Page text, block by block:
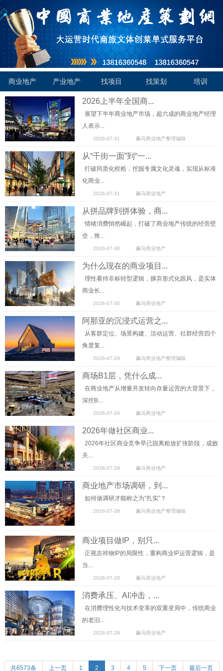
商业地产 产业地产 找项目 找策划 培训
2026上半年全国商...
展望下半年商业地产市场，超六成的商业地产经理
人表示...
2026-07-31 飙马商业地产整理编辑
从“千街一面”到“一...
打破同质化桎梏，挖掘专属文化灵魂，实现从标准
化商业...
2026-07-31 飙马商业地产
从拼品牌到拼体验，商...
情绪消费悄然崛起，打破了商业地产传统的经营壁
垒，推...
2026-07-30 飙马商业地产
为什么现在的商业项目...
理性看待非标转型逻辑，摒弃形式化跟风，是实体
商业长...
2026-07-30 飙马商业地产
阿那亚的沉浸式运营之...
从客群定位、场景构建、活动运营、社群经营四个
角度复...
2026-07-29 飙马商业地产整理编辑
商场B1层，凭什么成...
在商业地产从增量开发转向存量运营的大背景下，
深挖B...
2026-07-29 飙马商业地产
2026年做社区商业...
2026年社区商业竞争早已脱离粗放扩张阶段，成败
关...
2026-07-29 飙马商业地产
商业地产市场调研，到...
如何做调研才能称之为“扎实”？
2026-07-28 飙马商业地产整理编辑
商业项目做IP，别只...
正视吉祥物IP的局限性，重构商业IP运营逻辑，是
当...
2026-07-28 飙马商业地产
消费承压、AI冲击，...
在消费理性化与技术变革的双重变局中，传统商业
的老旧...
2026-07-28 飙马商业地产
共6573条 上一页 1 2 3 4 5 下一页 最后一页